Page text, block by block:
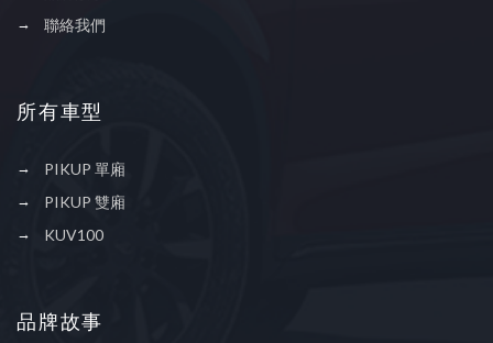
聯絡我們
所有車型
PIKUP 單廂
PIKUP 雙廂
KUV100
品牌故事